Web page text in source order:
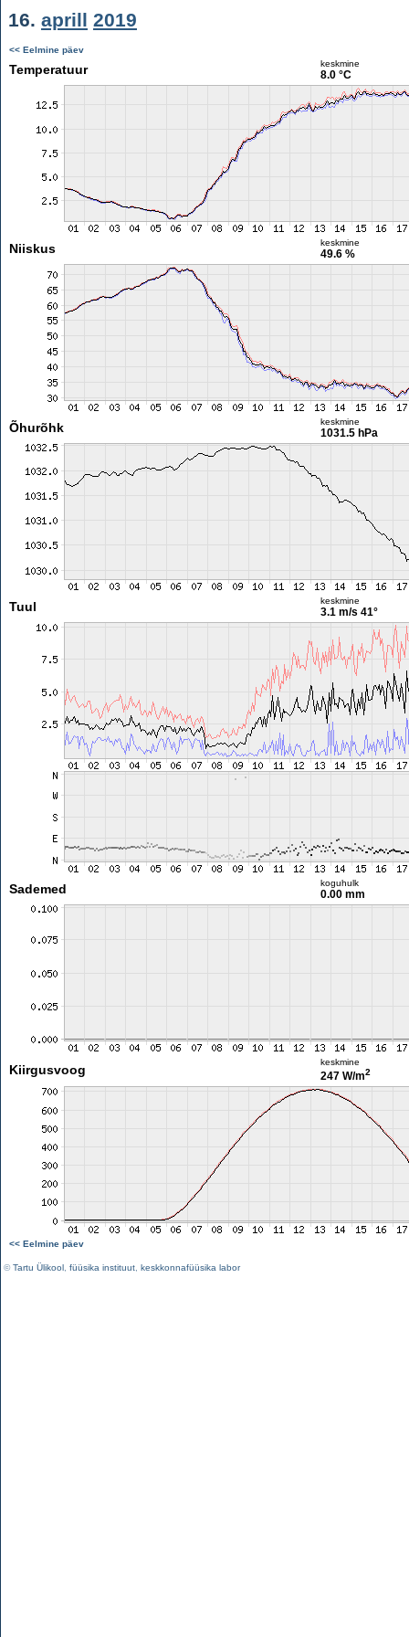
16. aprill 2019
<< Eelmine päev
Temperatuur keskmine
8.0 °C
Niiskus keskmine
49.6 %
Õhurõhk keskmine
1031.5 hPa
Tuul keskmine
3.1 m/s 41°
Sademed koguhulk
0.00 mm
Kiirgusvoog
keskmine
247 W/m2
<< Eelmine päev
©Tartu Ülikool füüsika instituut keskkonnafüüsika labor